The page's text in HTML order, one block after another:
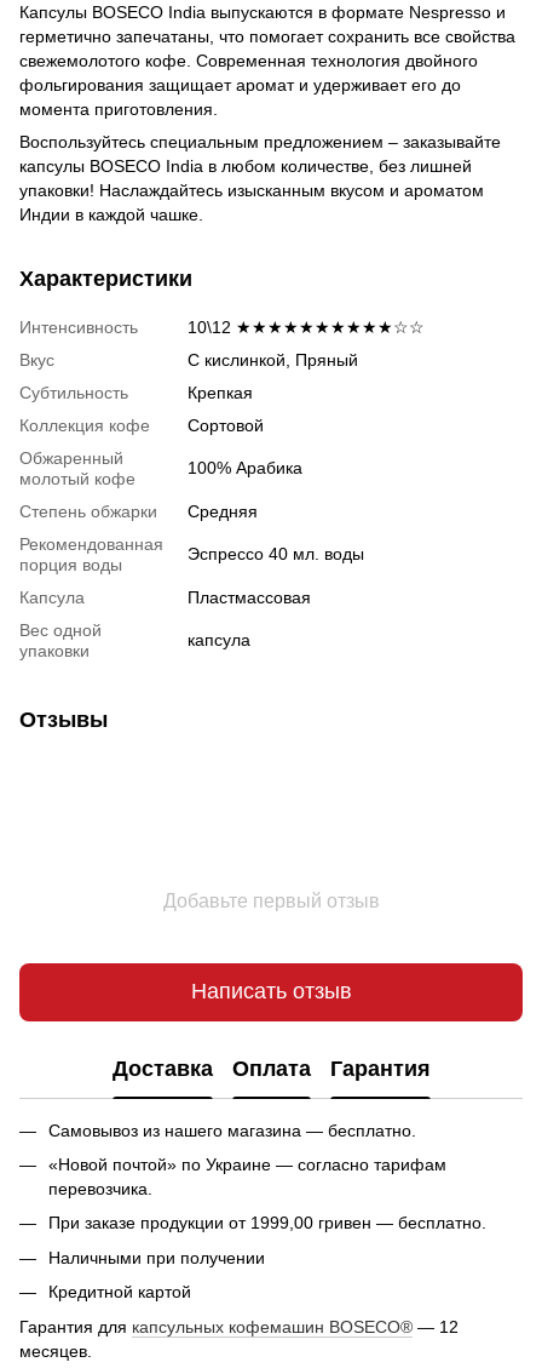
Капсулы BOSECO India выпускаются в формате Nespresso и
герметично запечатаны, что помогает сохранить все свойства
свежемолотого кофе. Современная технология двойного
фольгирования защищает аромат и удерживает его до
момента приготовления.
Воспользуйтесь специальным предложением – заказывайте
капсулы BOSECO India в любом количестве, без лишней
упаковки! Наслаждайтесь изысканным вкусом и ароматом
Индии в каждой чашке.
Характеристики
Интенсивность
10\12 ★★★★★★★★★★☆☆
Вкус
С кислинкой, Пряный
Субтильность
Крепкая
Коллекция кофе
Сортовой
Обжаренный
молотый кофе
100% Арабика
Степень обжарки
Средняя
Рекомендованная
порция воды
Эспрессо 40 мл. воды
Капсула
Пластмассовая
Вес одной
упаковки
капсула
Отзывы
Добавьте первый отзыв
Написать отзыв
Доставка Оплата Гарантия
Самовывоз из нашего магазина — бесплатно.
«Новой почтой» по Украине — согласно тарифам
перевозчика.
При заказе продукции от 1999,00 гривен — бесплатно.
Наличными при получении
Кредитной картой
Гарантия для капсульных кофемашин BOSECO® — 12
месяцев.